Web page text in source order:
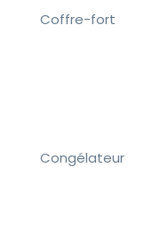
Coffre-fort
Congélateur